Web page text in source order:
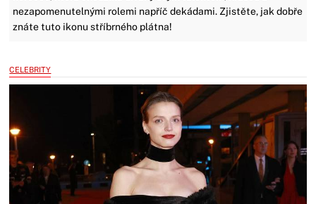
nezapomenutelnými rolemi napříč dekádami. Zjistěte, jak dobře
znáte tuto ikonu stříbrného plátna!
CELEBRITY